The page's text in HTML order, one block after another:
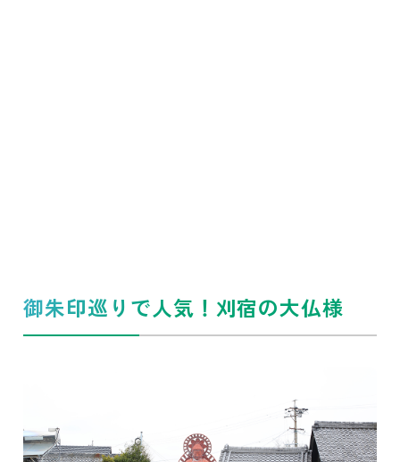
御朱印巡りで人気！刈宿の大仏様